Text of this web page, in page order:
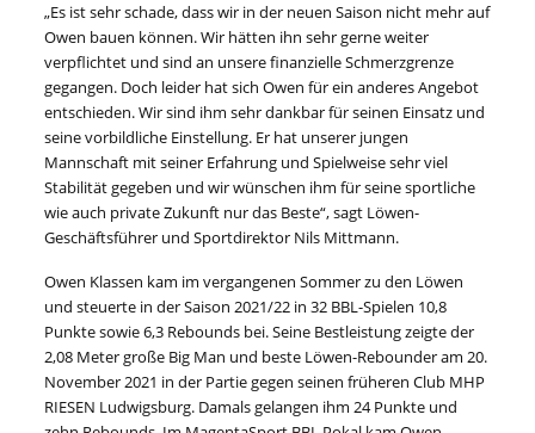
„Es ist sehr schade, dass wir in der neuen Saison nicht mehr auf
Owen bauen können. Wir hätten ihn sehr gerne weiter
verpflichtet und sind an unsere finanzielle Schmerzgrenze
gegangen. Doch leider hat sich Owen für ein anderes Angebot
entschieden. Wir sind ihm sehr dankbar für seinen Einsatz und
seine vorbildliche Einstellung. Er hat unserer jungen
Mannschaft mit seiner Erfahrung und Spielweise sehr viel
Stabilität gegeben und wir wünschen ihm für seine sportliche
wie auch private Zukunft nur das Beste“, sagt Löwen-
Geschäftsführer und Sportdirektor Nils Mittmann.
Owen Klassen kam im vergangenen Sommer zu den Löwen
und steuerte in der Saison 2021/22 in 32 BBL-Spielen 10,8
Punkte sowie 6,3 Rebounds bei. Seine Bestleistung zeigte der
2,08 Meter große Big Man und beste Löwen-Rebounder am 20.
November 2021 in der Partie gegen seinen früheren Club MHP
RIESEN Ludwigsburg. Damals gelangen ihm 24 Punkte und